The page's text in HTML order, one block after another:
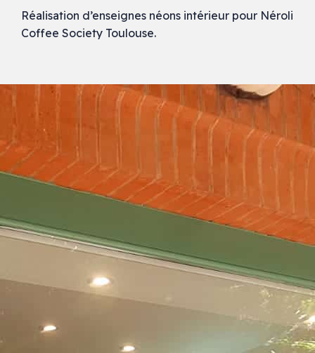
Réalisation d’enseignes néons intérieur pour Néroli
Coffee Society Toulouse.